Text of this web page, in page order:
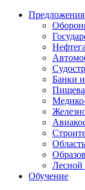
Предложения
Банки
Лесной
Обучение